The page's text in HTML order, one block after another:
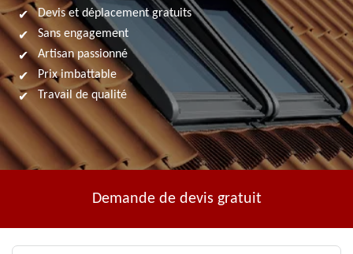
Devis et déplacement gratuits
Sans engagement
Artisan passionné
Prix imbattable
Travail de qualité
Demande de devis gratuit